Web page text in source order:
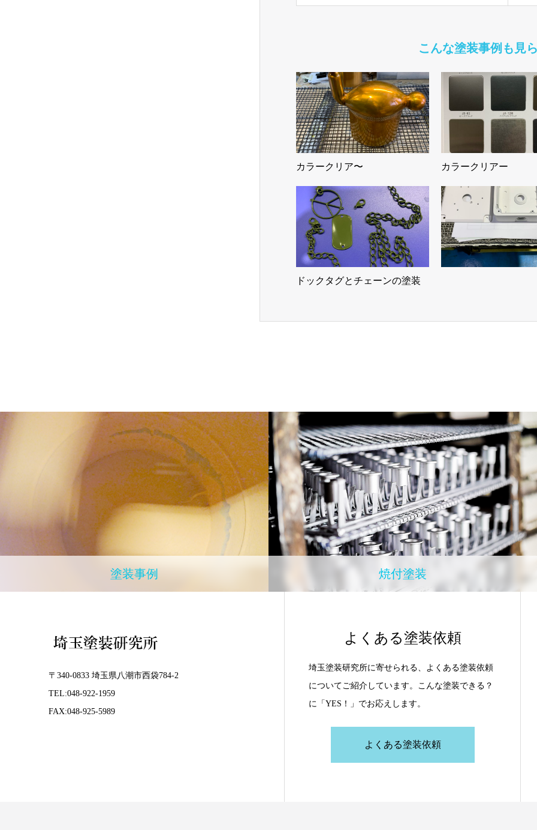
こんな塗装事例も見
カラークリア〜 カラークリアー
ドックタグとチェーンの塗装
塗装事例 焼付塗装
〒340-0833 埼玉県八潮市西袋784-2
TEL:048-922-1959
FAX:048-925-5989
よくある塗装依頼
埼玉塗装研究所に寄せられる、よくある塗装依頼
についてご紹介しています。こんな塗装できる？
に「YES！」でお応えします。
よくある塗装依頼